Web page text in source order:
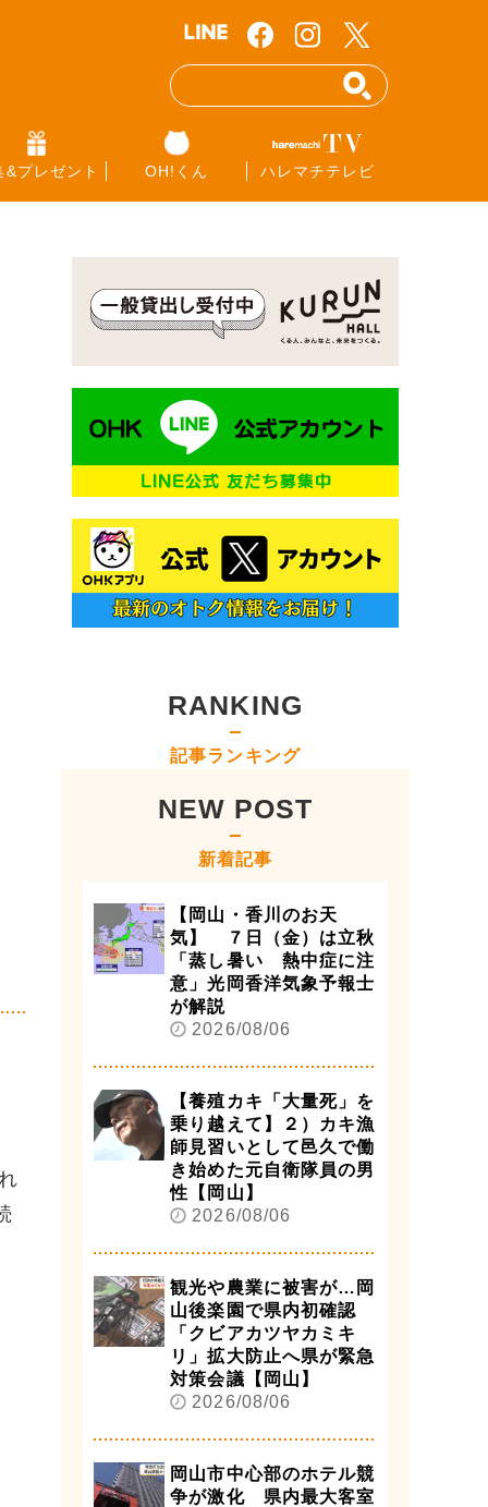
&プレゼント OH!くん ハレマチテレビ
RANKING
記事ランキング
NEW POST
新着記事
【岡山・香川のお天
気】 ７日（金）は立秋
「蒸し暑い 熱中症に注
意」光岡香洋気象予報士
が解説
2026/08/06
【養殖カキ「大量死」を
乗り越えて】２）カキ漁
師見習いとして邑久で働
き始めた元自衛隊員の男
性【岡山】
2026/08/06
観光や農業に被害が…岡
山後楽園で県内初確認
「クビアカツヤカミキ
リ」拡大防止へ県が緊急
対策会議【岡山】
2026/08/06
岡山市中心部のホテル競
争が激化 県内最大客室